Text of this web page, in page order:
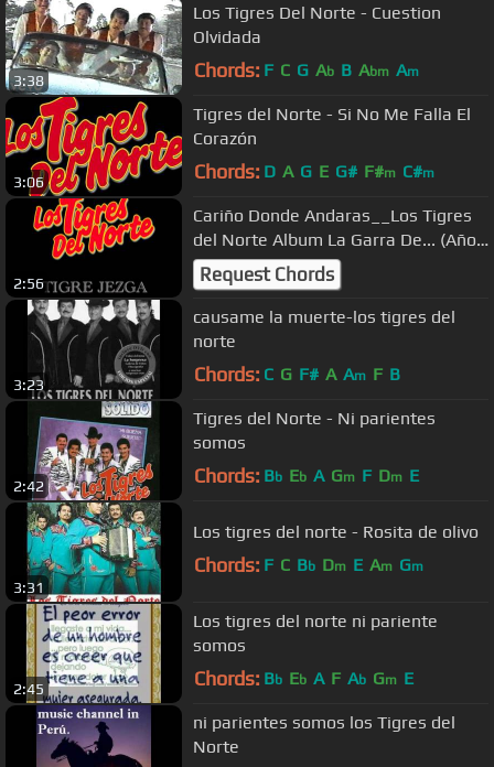
3:38
Los Tigres Del Norte - Cuestion
Olvidada
Chords: F C G Ab B Abm Am
3:06
Tigres del Norte - Si No Me Falla El
Corazón
Chords: D A G E G# F#m C#m
2:56
Cariño Donde Andaras__Los Tigres
del Norte Album La Garra De... (Año
1993)
Request Chords
3:23
causame la muerte-los tigres del
norte
Chords: C G F# A Am F B
2:42
Tigres del Norte - Ni parientes
somos
Chords: Bb Eb A Gm F Dm E
3:31
Los tigres del norte - Rosita de olivo
Chords: F C Bb Dm E Am Gm
2:45
Los tigres del norte ni pariente
somos
Chords: Bb Eb A F Ab Gm E
ni parientes somos los Tigres del
Norte